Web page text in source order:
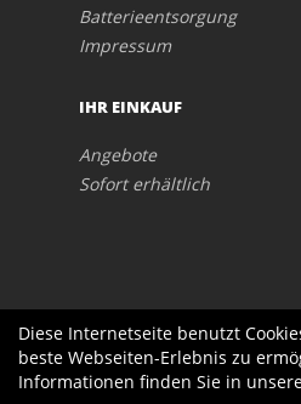
Batterieentsorgung
Impressum
IHR EINKAUF
Angebote
Sofort erhältlich
Diese Internetseite benutzt
beste Webseiten-Erlebnis zu
Informationen finden Sie in